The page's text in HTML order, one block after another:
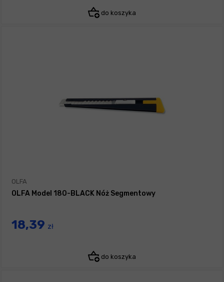
do koszyka
OLFA
OLFA Model 180-BLACK Nóż Segmentowy
18,39 zł
do koszyka